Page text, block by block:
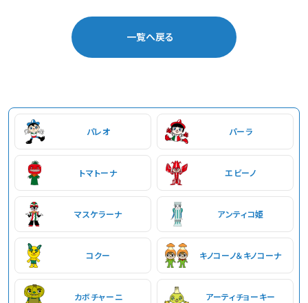
一覧へ戻る
パレオ パーラ
トマトーナ エビーノ
マスケラーナ アンティコ姫
コクー キノコーノ＆キノコーナ
カボチャーニ アーティチョーキー